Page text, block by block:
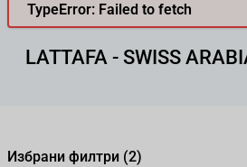
TypeError: Failed to fetch
LATTAFA - SWISS
Избрани филтри (2)